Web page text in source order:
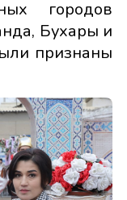
городов
Бухары и
признаны